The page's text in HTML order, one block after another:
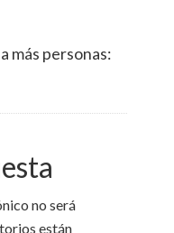
más personas:
no será
están